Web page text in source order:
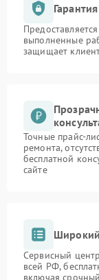
выполненные
защищает
Точные прайс-
ремонта,
бесплатной
сайте
Широкий
Сервисный
всей РФ,
включая